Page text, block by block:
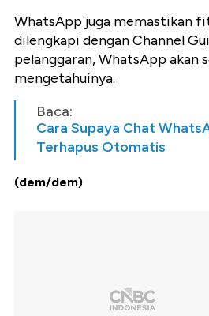
WhatsApp juga memastikan
dilengkapi dengan Channel
pelanggaran, WhatsApp akan
mengetahuinya.
Baca:
Cara Supaya Chat
Terhapus Otomatis
(dem/dem)